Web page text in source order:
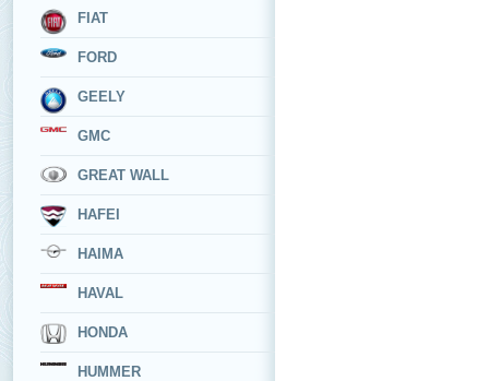
FIAT
FORD
GEELY
GMC
GREAT WALL
HAFEI
HAIMA
HAVAL
HONDA
HUMMER